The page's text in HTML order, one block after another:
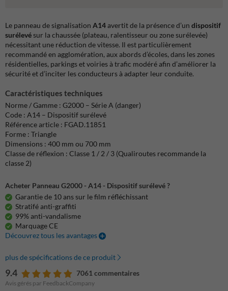
Le panneau de signalisation A14avertit de la présence d’un dispositif
surélevésur la chaussée (plateau, ralentisseur ou zone surélevée)
nécessitant une réduction de vitesse. Il est particulièrement
recommandé en agglomération, aux abords d’écoles, dans les zones
résidentielles, parkings et voiries à trafic modéré afin d’améliorer la
sécurité et d’inciter les conducteurs à adapter leur conduite.
Caractéristiques techniques
Norme / Gamme : G2000 – Série A (danger)
Code : A14 – Dispositif surélevé
Référence article : FGAD.11851
Forme : Triangle
Dimensions : 400 mm ou 700 mm
Classe de réflexion : Classe 1 / 2 / 3 (Qualiroutes recommande la
classe 2)
Acheter Panneau G2000 - A14 - Dispositif surélevé ?
Garantie de 10 ans sur le film réfléchissant
Stratifé anti-graffiti
99% anti-vandalisme
Marquage CE
Découvrez tous les avantages
plus de spécifications de ce produit
9.4 7061 commentaires
Avis gérés par FeedbackCompany